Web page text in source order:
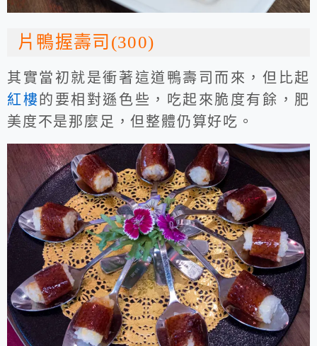
片鴨握壽司(300)
其實當初就是衝著這道鴨壽司而來，但比起
紅樓的要相對遜色些，吃起來脆度有餘，肥
美度不是那麼足，但整體仍算好吃。